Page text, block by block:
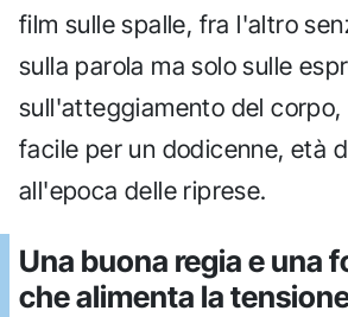
film sulle spalle, fra l'altro
sulla parola ma solo sulle
sull'atteggiamento del
facile per un dodicenne, età
all'epoca delle riprese.
Una buona regia e una
che alimenta la